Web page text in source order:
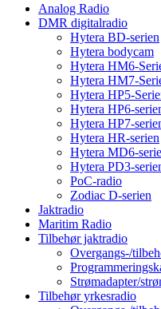
Analog Radio
DMR digitalradio
Hytera BD-serien
Hytera bodycam
Hytera HM6-
Hytera HM7-
Hytera HP5-
Hytera HP6-
Hytera HP7-
Hytera HR-serien
Hytera MD6-
Hytera PD3-
PoC-radio
Zodiac D-serien
Jaktradio
Maritim Radio
Tilbehør jaktradio
Overgangs-/
Strømadapter/
Tilbehør yrkesradio